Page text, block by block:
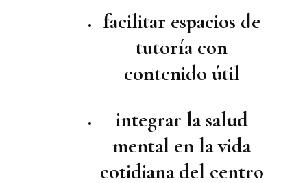
facilitar espacios de
tutoría con
contenido útil
integrar la salud
mental en la vida
cotidiana del centro